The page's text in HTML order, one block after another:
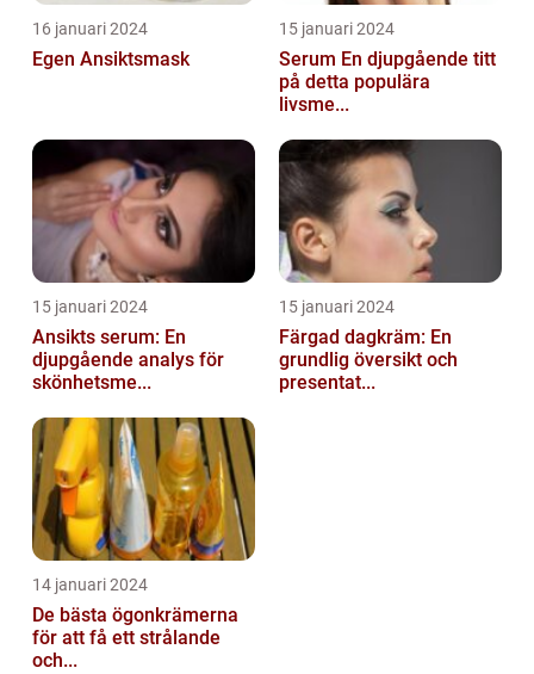
16 januari 2024
Egen Ansiktsmask
15 januari 2024
Serum En djupgående titt
på detta populära
livsme...
15 januari 2024
Ansikts serum: En
djupgående analys för
skönhetsme...
15 januari 2024
Färgad dagkräm: En
grundlig översikt och
presentat...
14 januari 2024
De bästa ögonkrämerna
för att få ett strålande
och...